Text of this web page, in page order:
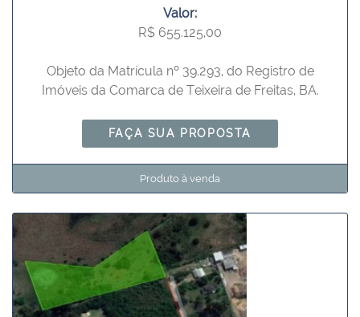
Valor:
R$ 655.125,00
Objeto da Matrícula nº 39.293, do Registro de
Imóveis da Comarca de Teixeira de Freitas, BA.
FAÇA SUA PROPOSTA
Produto à venda